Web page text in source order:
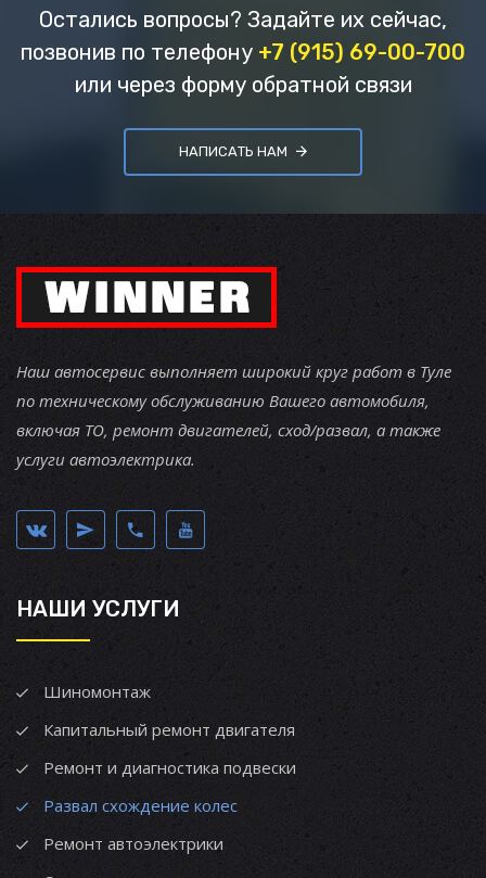
Остались вопросы? Задайте их сейчас,
позвонив по телефону +7 (915) 69-00-700
или через форму обратной связи
НАПИСАТЬ НАМ
Наш автосервис выполняет широкий круг работ в Туле
по техническому обслуживанию Вашего автомобиля,
включая ТО, ремонт двигателей, сход/развал, а также
услуги автоэлектрика.
НАШИ УСЛУГИ
Шиномонтаж
Капитальный ремонт двигателя
Ремонт и диагностика подвески
Развал схождение колес
Ремонт автоэлектрики